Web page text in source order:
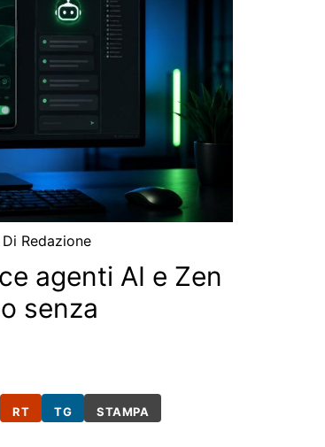
Redazione
agenti AI e Zen
senza
RT TG STAMPA